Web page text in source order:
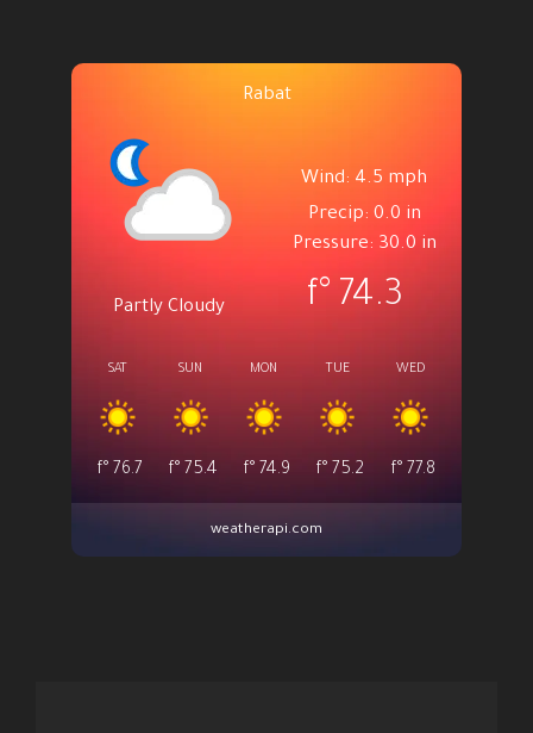
Rabat
Partly Cloudy
Wind: 4.5 mph
Precip: 0.0 in
Pressure: 30.0 in
74.3
°f
SAT
76.7
°f
SUN
75.4
°f
MON
74.9
°f
TUE
75.2
°f
WED
77.8
°f
weatherapi.com